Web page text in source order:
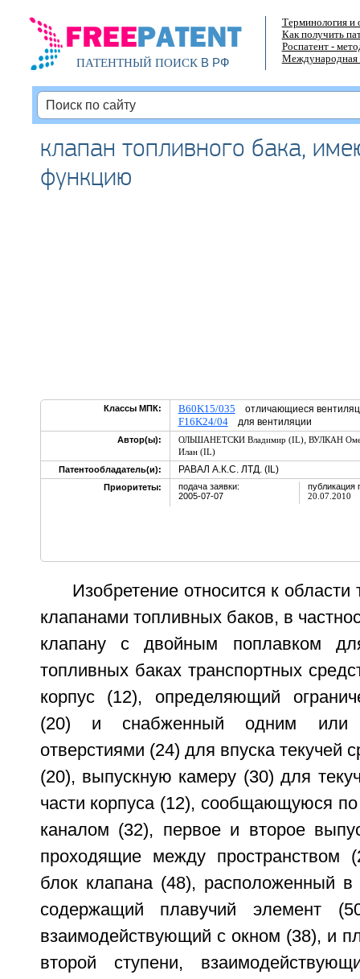
ПАТЕНТНЫЙ ПОИСКВ РФ
Терминология и
Как получить
Роспатент -
Международная
клапан топливного бака,
функцию
Классы МПК: B60K15/035 отличающиеся
F16K24/04для вентиляции
Автор(ы): ОЛЬШАНЕТСКИ Владимир (IL), ВУЛКАН
Илан (IL)
Патентообладатель(и):
РАВАЛ А.К.С. ЛТД. (IL)
Приоритеты:
подача заявки:
2005-07-07
публикация
20.07.2010
Изобретение относится к области
клапанами топливных баков, в
клапану с двойным поплавком
топливных баках транспортных
корпус (12), определяющий
(20) и снабженный одним или
отверстиями (24) для впуска текучей
(20), выпускную камеру (30) для
части корпуса (12), сообщающуюся
каналом (32), первое и второе
проходящие между пространством
блок клапана (48), расположенный в
содержащий плавучий элемент
взаимодействующий с окном (38), и
второй ступени,